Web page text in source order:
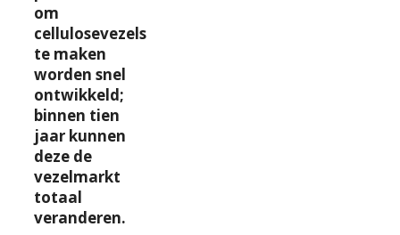
om
cellulosevezels
te maken
worden snel
ontwikkeld;
binnen tien
jaar kunnen
deze de
vezelmarkt
totaal
veranderen.